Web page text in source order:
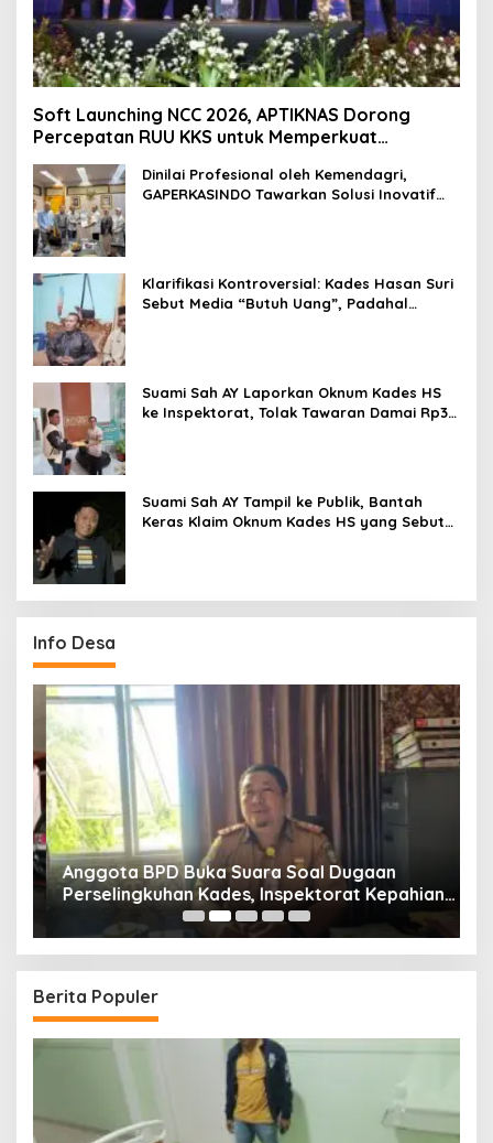
Soft Launching NCC 2026, APTIKNAS Dorong
Percepatan RUU KKS untuk Memperkuat
Kedaulatan Digital Indonesia
Dinilai Profesional oleh Kemendagri,
GAPERKASINDO Tawarkan Solusi Inovatif
Klarifikasi Kontroversial: Kades Hasan Suri
Sebut Media “Butuh Uang”, Padahal
Suami Sah AY Laporkan Oknum Kades HS
ke Inspektorat, Tolak Tawaran Damai Rp3
Suami Sah AY Tampil ke Publik, Bantah
Keras Klaim Oknum Kades HS yang Sebut
Info Desa
Anggota BPD Buka Suara Soal Dugaan
Perselingkuhan Kades, Inspektorat Kepahiang
Pastikan Akan Panggil Kades Suro Muncar
Berita Populer